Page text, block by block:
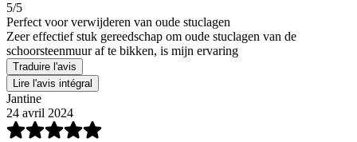
5/5
Perfect voor verwijderen van oude stuclagen
Zeer effectief stuk gereedschap om oude stuclagen van de
schoorsteenmuur af te bikken, is mijn ervaring
Traduire l'avis
Lire l'avis intégral
Jantine
24 avril 2024